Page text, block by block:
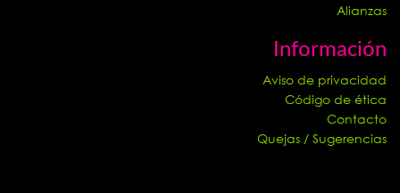
Alianzas
Información
Aviso de privacidad
Código de ética
Contacto
Quejas / Sugerencias